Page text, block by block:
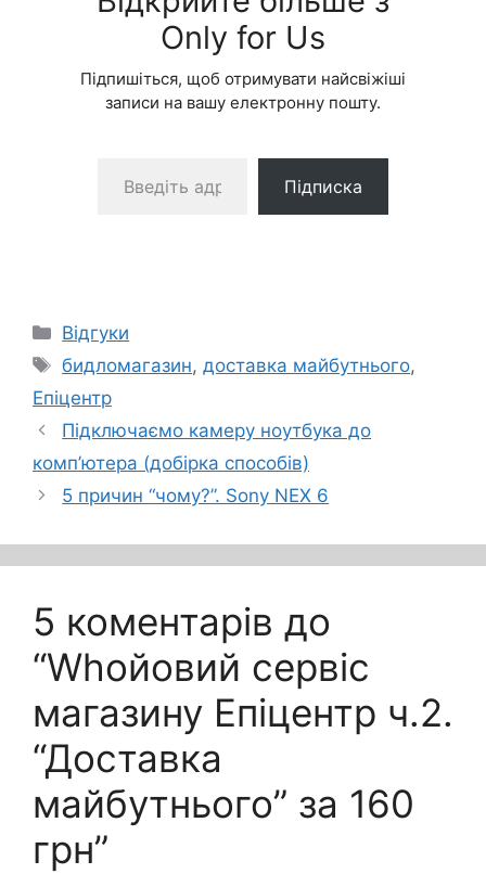
Only for Us
Підпишіться, щоб отримувати найсвіжіші
записи на вашу електронну пошту.
Підписка
Категорії
Відгуки
Позначки
бидломагазин,доставка майбутнього,
Епіцентр
Підключаємо камеру ноутбука до
комп’ютера (добірка способів)
5 причин “чому?”. Sony NEX 6
5 коментарів до
“Whoйовий сервіс
магазину Епіцентр ч.2.
“Доставка
майбутнього” за 160
грн”